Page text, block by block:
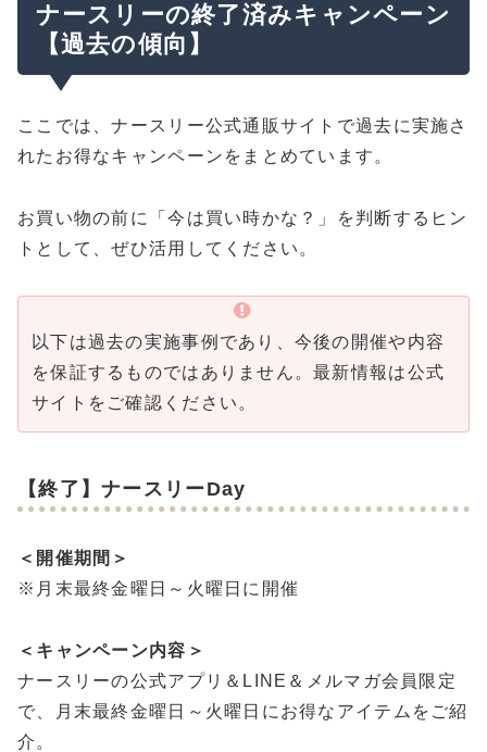
ナースリーの終了済みキャンペーン
【過去の傾向】
ここでは、ナースリー公式通販サイトで過去に実施さ
れたお得なキャンペーンをまとめています。
お買い物の前に「今は買い時かな？」を判断するヒン
トとして、ぜひ活用してください。
以下は過去の実施事例であり、今後の開催や内容
を保証するものではありません。最新情報は公式
サイトをご確認ください。
【終了】ナースリーDay
＜開催期間＞
※月末最終金曜日～火曜日に開催
＜キャンペーン内容＞
ナースリーの公式アプリ＆LINE＆メルマガ会員限定
で、月末最終金曜日～火曜日にお得なアイテムをご紹
介。